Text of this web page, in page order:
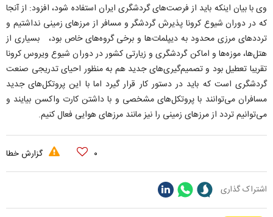
وی با بیان اینکه باید از فرصت‌های گردشگری ایران استفاده شود، افزود: از آنجا
که در دوران شیوع کرونا پذیرش گردشگر و مسافر از مرزهای زمینی نداشتیم و
ترددهای مرزی محدود به دیپلمات‌ها و برخی گروه‌های خاص بود، بسیاری از
هتل‌ها، موزه‌ها و اماکن گردشگری و زیارتی کشور در دوران شیوع ویروس کرونا
تقریبا تعطیل بود و تصمیم‌گیری‌های جدید هم به منظور احیای تدریجی صنعت
گردشگری است که باید در دستور کار قرار گیرد اما با این پروتکل‌های جدید
مسافران می‌توانند با پروتکل‌های مشخصی و با داشتن کارت واکسن بیایند و
‌می‌توانیم تردد از مرزهای زمینی را نیز مانند مرزهای هوایی فعال کنیم.
۰ گزارش خطا
اشتراک گذاری